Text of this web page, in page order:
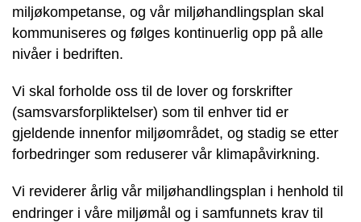
miljøkompetanse, og vår miljøhandlingsplan skal
kommuniseres og følges kontinuerlig opp på alle
nivåer i bedriften.
Vi skal forholde oss til de lover og forskrifter
(samsvarsforpliktelser) som til enhver tid er
gjeldende innenfor miljøområdet, og stadig se etter
forbedringer som reduserer vår klimapåvirkning.
Vi reviderer årlig vår miljøhandlingsplan i henhold til
endringer i våre miljømål og i samfunnets krav til